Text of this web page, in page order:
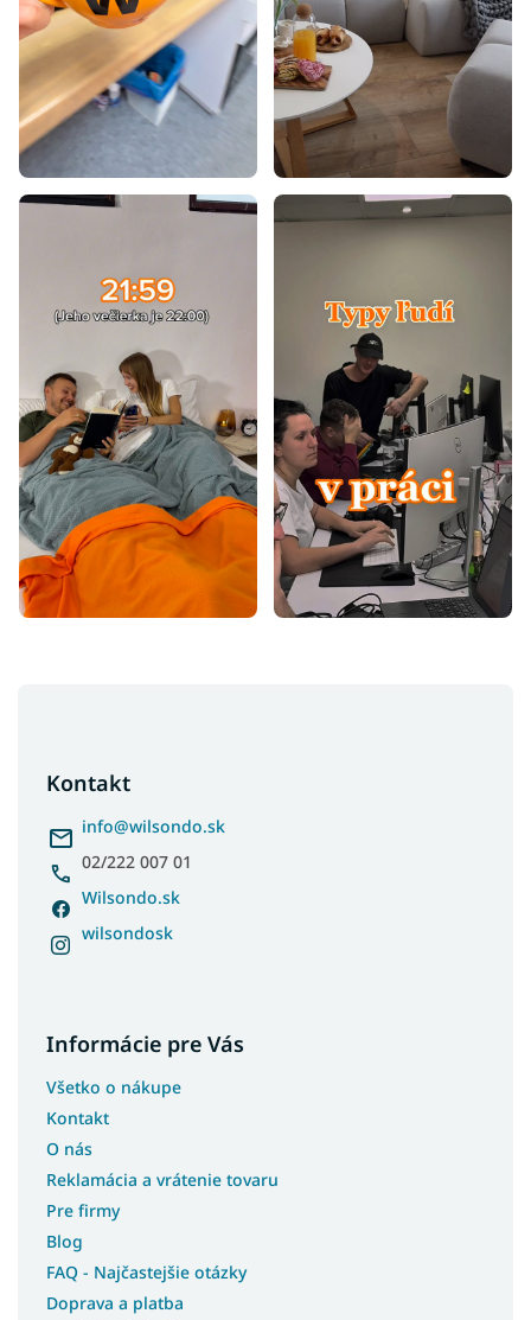
Kontakt
info@wilsondo.sk
02/222 007 01
Wilsondo.sk
wilsondosk
Informácie pre Vás
Všetko o nákupe
Kontakt
O nás
Reklamácia a vrátenie tovaru
Pre firmy
Blog
FAQ - Najčastejšie otázky
Doprava a platba